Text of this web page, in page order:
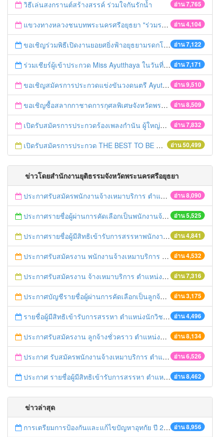
อ่าน 7,765
วิธีเล่นสงกรานต์สร้างสรรค์ ร่วมใจกันรักน้ำ
อ่าน 4,104
แขวงทางหลวงชนบทพระนครศรีอยุธยา "ร่วมรณรงค์ ขับช้า เปิดไฟหน้า คาดเข็มขัด" เทศกาลสงกรานต์ ปี 2561
อ่าน 7,122
ขอเชิญร่วมพิธีเปิดงานยอยศยิ่งฟ้าอยุธยามรดกโลก
อ่าน 7,171
ร่วมเชียร์ผู้เข้าประกวด Miss Ayutthaya ในวันที่ 15 ธันวาคม 2560
อ่าน 9,510
ขอเชิญสมัครการประกวดแข่งขันวงดนตรี Ayutthaya battle of the bands
อ่าน 8,509
ขอเชิญซื้อสลากกาชาดการกุศลพิเศษจังหวัดพระนครศรีอยุธยา 2560
อ่าน 7,832
เปิดรับสมัครการประกวดร้องเพลงกำนัน ผู้ใหญ่บ้าน ฯลฯ
อ่าน 50,499
เปิดรับสมัครการประกวด THE BEST TO BE NUMBER ONE
ข่าวโดยสำนักงานยุติธรรมจังหวัดพระนครศรีอยุธยา
อ่าน 8,090
ประกาศรับสมัครพนักงานจ้างเหมาบริการ ตำแหน่งนักบริหารจัดการงานยุติธรรม และตำแหน่งพนักงานทำความสะอาด
อ่าน 5,525
ประกาศรายชื่อผู้ผ่านการคัดเลือกเป็นพนักงานจ้างเหมาบริการ ตำแหน่งพนักงานขับรถ
อ่าน 4,841
ประกาศรายชื่อผู้มีสิทธิเข้ารับการสรรหาพนักงานจ้างเหมาบริการ ตำแหน่งพนักงานขับรถ
อ่าน 4,532
ประกาศรับสมัครงาน พนักงานจ้างเหมาบริการ ตำแหน่งพนักงานขับรถ
อ่าน 7,316
ประกาศรับสมัครงาน จ้างเหมาบริการ ตำแหน่งพนักงานขับรถ
อ่าน 3,175
ประกาศบัญชีรายชื่อผู้ผ่านการคัดเลือกเป็นลูกจ้างชั่วคราวตำแหน่งนักวิชาการยุติธรรม
อ่าน 4,496
รายชื่อผู้มีสิทธิเข้ารับการสรรหา ตำแหน่งนักวิชาการยุติธรรม
อ่าน 8,134
ประกาศรับสมัครงาน ลูกจ้างชั่วคราว ตำแหน่งนักวิชาการยุติธรรม
อ่าน 6,526
ประกาศ รับสมัครพนักงานจ้างเหมาบริการ ตำแหน่ง พนักงานขับรถ สำนักงานยุติธรรมจังหวัดพระนครศรีอยุธยา
อ่าน 8,462
ประกาศ รายชื่อผู้มีสิทธิเข้ารับการสรรหา ตำแหน่งนักบริหารจัดการงานยุติธรรม สำนักงานยุติธรรมจังหวัดพระนครศรีอยุธยา
ข่าวล่าสุด
อ่าน 8,956
การเตรียมการป้องกันและแก้ไขปัญหาอุทกัย ปี 2561